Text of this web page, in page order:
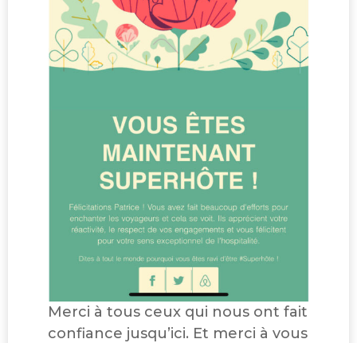
Merci à tous ceux qui nous ont fait
confiance jusqu’ici. Et merci à vous